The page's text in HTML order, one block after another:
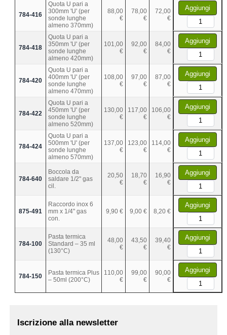
784-416
Quota U pari a
300mm 'U' (per
sonde lunghe
almeno 370mm)
88,00
€
78,00
€
72,00
€
Aggiungi
784-418
Quota U pari a
350mm 'U' (per
sonde lunghe
almeno 420mm)
101,00
€
92,00
€
84,00
€
Aggiungi
784-420
Quota U pari a
400mm 'U' (per
sonde lunghe
almeno 470mm)
108,00
€
97,00
€
87,00
€
Aggiungi
784-422
Quota U pari a
450mm 'U' (per
sonde lunghe
almeno 520mm)
130,00
€
117,00
€
106,00
€
Aggiungi
784-424
Quota U pari a
500mm 'U' (per
sonde lunghe
almeno 570mm)
137,00
€
123,00
€
114,00
€
Aggiungi
784-640
Boccola da
saldare 1/2" gas
cil.
20,50
€
18,70
€
16,90
€
Aggiungi
875-491
Raccordo inox 6
mm x 1/4" gas
con.
9,90 € 9,00 € 8,20 €
Aggiungi
784-100
Pasta termica
Standard – 35 ml
(130°C)
48,00
€
43,50
€
39,40
€
Aggiungi
784-150
Pasta termica Plus
– 50ml (200°C)
110,00
€
99,00
€
90,00
€
Aggiungi
Iscrizione alla newsletter